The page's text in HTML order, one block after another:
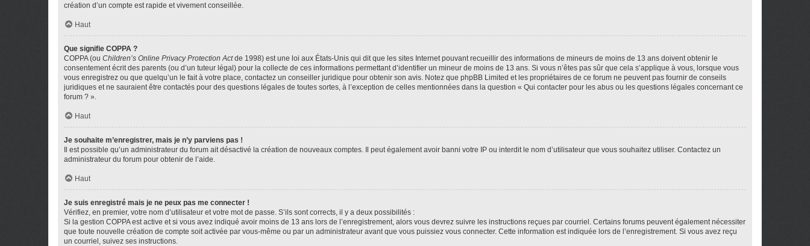
création d’un compte est rapide et vivement conseillée.
Haut
Que signifie COPPA ?
COPPA (ou Children’s Online Privacy Protection Actde 1998) est une loi aux États-Unis qui dit que les sites Internet pouvant recueillir des informations de mineurs de moins de 13 ans doivent obtenir le
consentement écrit des parents (ou d’un tuteur légal) pour la collecte de ces informations permettant d’identifier un mineur de moins de 13 ans. Si vous n’êtes pas sûr que cela s’applique à vous, lorsque vous
vous enregistrez ou que quelqu’un le fait à votre place, contactez un conseiller juridique pour obtenir son avis. Notez que phpBB Limited et les propriétaires de ce forum ne peuvent pas fournir de conseils
juridiques et ne sauraient être contactés pour des questions légales de toutes sortes, à l’exception de celles mentionnées dans la question « Qui contacter pour les abus ou les questions légales concernant ce
forum ? ».
Haut
Je souhaite m’enregistrer, mais je n’y parviens pas !
Il est possible qu’un administrateur du forum ait désactivé la création de nouveaux comptes. Il peut également avoir banni votre IP ou interdit le nom d’utilisateur que vous souhaitez utiliser. Contactez un
administrateur du forum pour obtenir de l’aide.
Haut
Je suis enregistré mais je ne peux pas me connecter !
Vérifiez, en premier, votre nom d’utilisateur et votre mot de passe. S’ils sont corrects, il y a deux possibilités :
Si la gestion COPPA est active et si vous avez indiqué avoir moins de 13 ans lors de l’enregistrement, alors vous devrez suivre les instructions reçues par courriel. Certains forums peuvent également nécessiter
que toute nouvelle création de compte soit activée par vous-même ou par un administrateur avant que vous puissiez vous connecter. Cette information est indiquée lors de l’enregistrement. Si vous avez reçu
un courriel, suivez ses instructions.